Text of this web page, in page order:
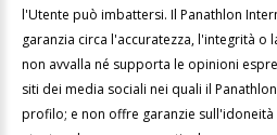
l'Utente può imbattersi. Il Panathlon
garanzia circa l'accuratezza, l'integrità o
non avvalla né supporta le opinioni
siti dei media sociali nei quali il
profilo; e non offre garanzie